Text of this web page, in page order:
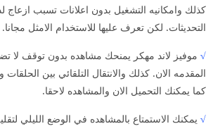
كذلك وامكانيه التشغيل بدون اعلانات تسبب
التحديثات. لكن تعرف عليها للاستخدام الامثل مجانا.
√ موفيز لاند مهكر يمنحك مشاهده بدون توقف لا
المقدمه الان. كذلك والانتقال التلقائي بين
كما يمكنك التحميل الان والمشاهده لاحقا.
√ يمكنك الاستمتاع بالمشاهده في الوضع الليلي